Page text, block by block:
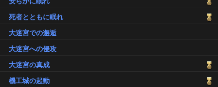
死者とともに眠れ
大迷宮での邂逅
大迷宮への侵攻
大迷宮の真成
機工城の起動